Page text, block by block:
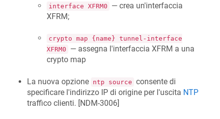
interface XFRM0
— crea un'interfaccia
XFRM;
crypto map {name} tunnel-interface
XFRM0
— assegna l'interfaccia XFRM a una
crypto map
La nuova opzione ntp source consente di
specificare l'indirizzo IP di origine per l'uscita NTP
traffico clienti. [NDM-3006]